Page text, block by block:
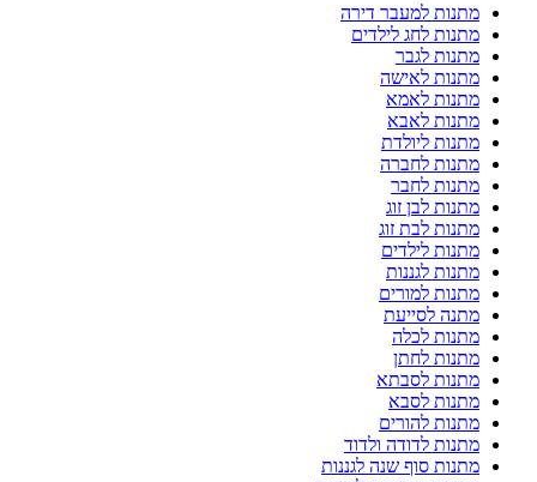
מתנות למעבר דירה
מתנות לחג לילדים
מתנות לגבר
מתנות לאישה
מתנות לאמא
מתנות לאבא
מתנות ליולדת
מתנות לחברה
מתנות לחבר
מתנות לבן זוג
מתנות לבת זוג
מתנות לילדים
מתנות לגננות
מתנות למורים
מתנה לסייעת
מתנות לכלה
מתנות לחתן
מתנות לסבתא
מתנות לסבא
מתנות להורים
מתנות לדודה ולדוד
מתנות סוף שנה לגננות